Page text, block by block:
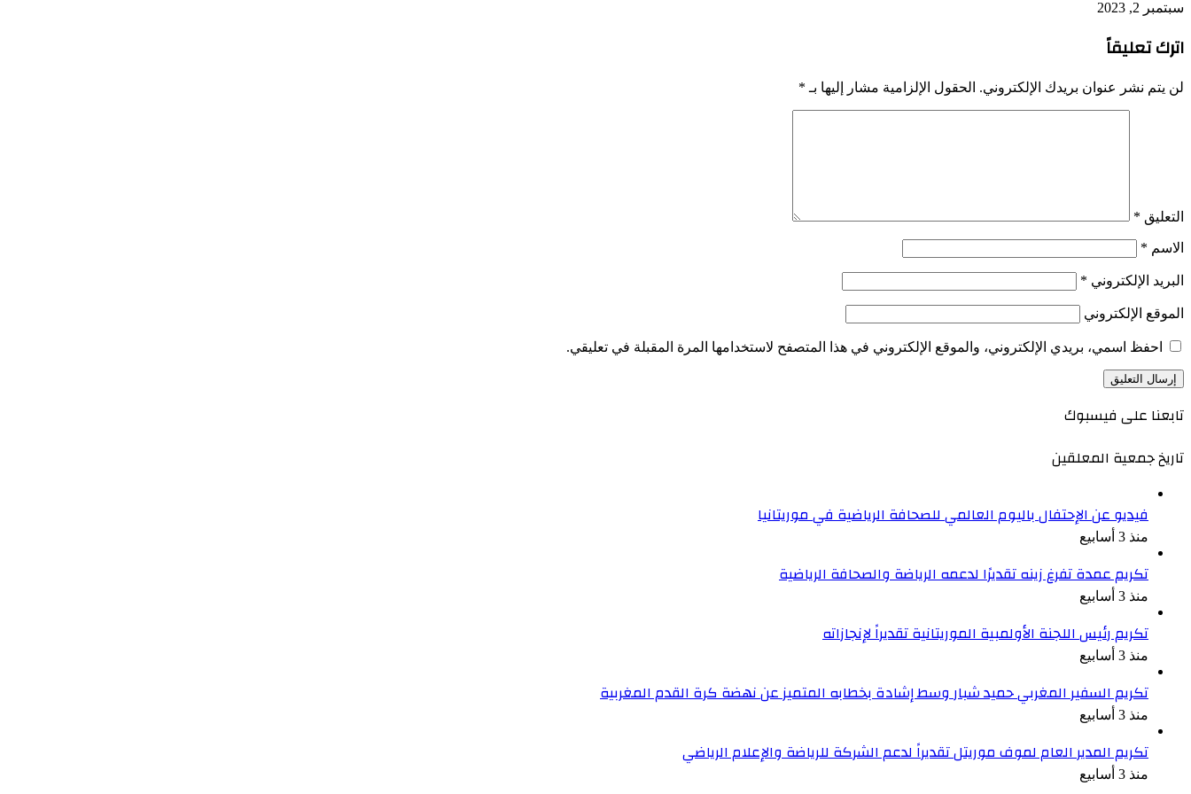
سبتمبر 2, 2023
اترك تعليقاً
لن يتم نشر عنوان بريدك الإلكتروني. الحقول الإلزامية مشار إليها بـ *
التعليق *
الاسم *
البريد الإلكتروني *
الموقع الإلكتروني
احفظ اسمي، بريدي الإلكتروني، والموقع الإلكتروني في هذا المتصفح لاستخدامها المرة المقبلة في تعليقي.
تابعنا على فيسبوك
تاريخ جمعية المعلقين
فيديو عن الإحتفال باليوم العالمي للصحافة الرياضية في موريتانيا
منذ 3 أسابيع
تكريم عمدة تفرغ زينه تقديرًا لدعمه الرياضة والصحافة الرياضية
منذ 3 أسابيع
تكريم رئيس اللجنة الأولمبية الموريتانية تقديراً لإنجازاته
منذ 3 أسابيع
تكريم السفير المغربي حميد شبار وسط إشادة بخطابه المتميز عن نهضة كرة القدم المغربية
منذ 3 أسابيع
تكريم المدير العام لموف موريتل تقديراً لدعم الشركة للرياضة والإعلام الرياضي
منذ 3 أسابيع